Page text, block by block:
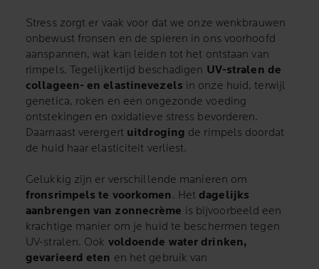
Stress zorgt er vaak voor dat we onze wenkbrauwen
onbewust fronsen en de spieren in ons voorhoofd
aanspannen, wat kan leiden tot het ontstaan van
rimpels. Tegelijkertijd beschadigen UV-stralen de
collageen- en elastinevezels in onze huid, terwijl
genetica, roken en een ongezonde voeding
ontstekingen en oxidatieve stress bevorderen.
Daarnaast verergert uitdroging de rimpels doordat
de huid haar elasticiteit verliest.
Gelukkig zijn er verschillende manieren om
fronsrimpels te voorkomen. Het dagelijks
aanbrengen van zonnecrème is bijvoorbeeld een
krachtige manier om je huid te beschermen tegen
UV-stralen. Ook voldoende water drinken,
gevarieerd eten en het gebruik van